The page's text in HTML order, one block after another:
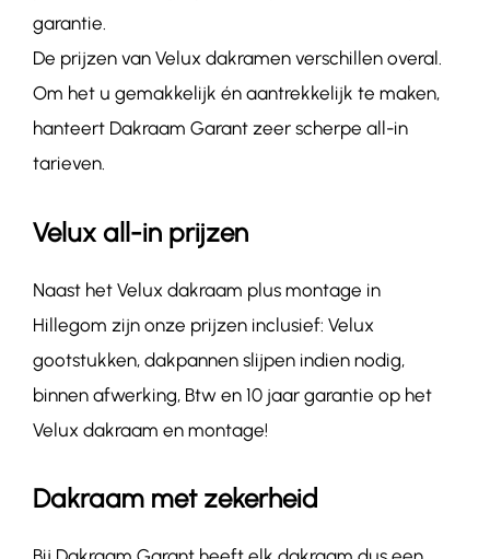
garantie.
De prijzen van Velux dakramen verschillen overal.
Om het u gemakkelijk én aantrekkelijk te maken,
hanteert Dakraam Garant zeer scherpe all-in
tarieven.
Velux all-in prijzen
Naast het Velux dakraam plus montage in
Hillegom zijn onze prijzen inclusief: Velux
gootstukken, dakpannen slijpen indien nodig,
binnen afwerking, Btw en 10 jaar garantie op het
Velux dakraam en montage!
Dakraam met zekerheid